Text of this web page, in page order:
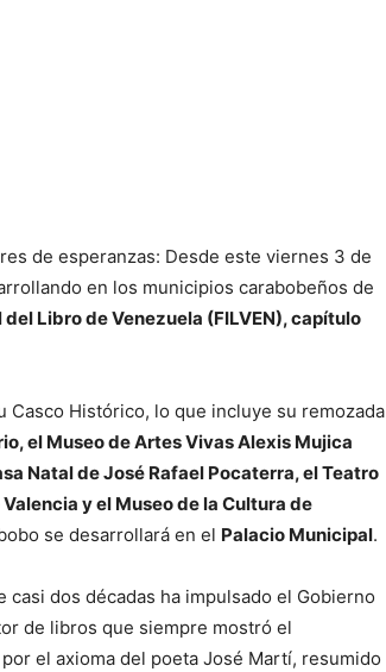
de esperanzas: Desde este viernes 3 de
en los municipios carabobeños de
del Libro de Venezuela (FILVEN), capítulo
Casco Histórico, lo que incluye su remozada
el Museo de Artes Vivas Alexis Mujica
Natal de José Rafael Pocaterra, el Teatro
y el Museo de la Cultura de
se desarrollará en el Palacio Municipal.
dos décadas ha impulsado el Gobierno
de libros que siempre mostró el
el axioma del poeta José Martí, resumido